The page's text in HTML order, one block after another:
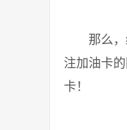
那么，经
注加油卡
卡！